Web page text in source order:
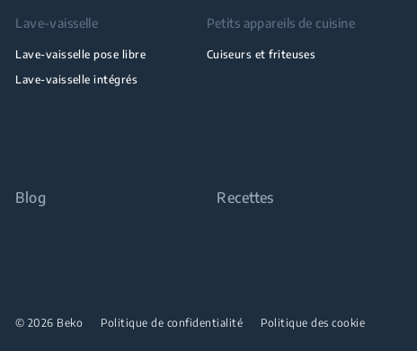
Lave-vaisselle
Lave-vaisselle pose libre
Lave-vaisselle intégrés
Petits appareils de cuisine
Cuiseurs et friteuses
Blog Recettes
© 2026 Beko Politique de confidentialité Politique des cookie